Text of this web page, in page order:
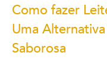
Como fazer
Uma
Saborosa